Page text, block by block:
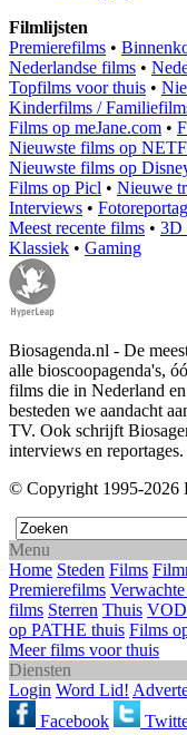
Filmlijsten
Premierefilms •
Nederlandse films •
Topfilms voor thuis •
Kinderfilms /
Films op meJane.com •
Nieuwste films op
Nieuwste films op
Films op Picl • Nieuwe
Interviews •
Meest recente films • 3D
Klassiek • Gaming
Biosagenda.nl - De
alle bioscoopagenda's,
films die in Nederland
besteden we aandacht
TV. Ook schrijft
interviews en reportages.
© Copyright 1995-2026
Menu
Home Steden Films
Premierefilms
films Sterren Thuis
op PATHE thuis Films
Meer films voor thuis
Diensten
Login Word Lid!
Facebook